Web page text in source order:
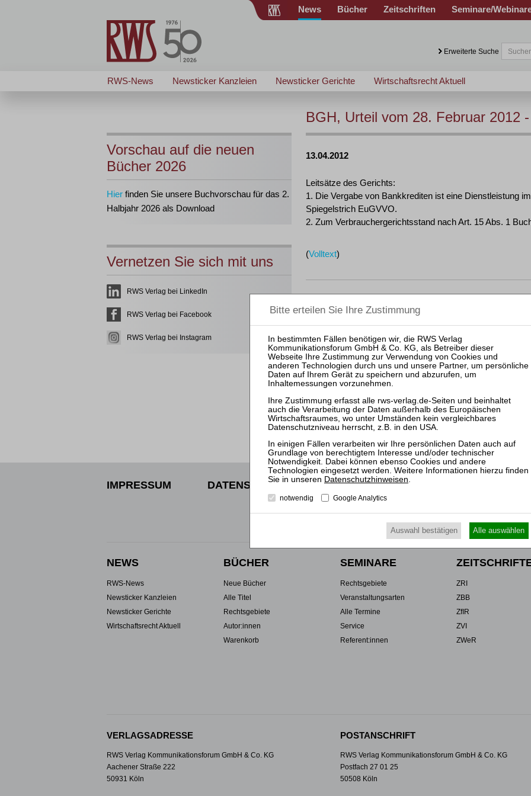
News Bücher Zeitschriften Seminare/
Erweiterte Suche
RWS-News Newsticker Kanzleien Newsticker Gerichte Wirtschaftsrecht Aktuell
Vorschau auf die neuen
Bücher 2026
Hier finden Sie unsere Buchvorschau für das 2.
Halbjahr 2026 als Download
Vernetzen Sie sich mit uns
RWS Verlag bei LinkedIn
RWS Verlag bei Facebook
RWS Verlag bei Instagram
BGH, Urteil vom 28. Februar 2012
13.04.2012
Leitsätze des Gerichts:
1. Die Vergabe von Bankkrediten ist eine Dienstleistung
Spiegelstrich EuGVVO.
2. Zum Verbrauchergerichtsstand nach Art. 15 Abs. 1
(Volltext)
zurück
IMPRESSUM DATENSCHUTZ NUTZUNGSBESTIMMUNGEN/AGB
VERTRAG WIDERRUFEN
NEWS
RWS-News
Newsticker Kanzleien
Newsticker Gerichte
Wirtschaftsrecht Aktuell
BÜCHER
Neue Bücher
Alle Titel
Rechtsgebiete
Autor:innen
Warenkorb
SEMINARE
Rechtsgebiete
Veranstaltungsarten
Alle Termine
Service
Referent:innen
ZRI
ZBB
ZfIR
ZVI
ZWeR
VERLAGSADRESSE
RWS Verlag Kommunikationsforum GmbH & Co. KG
Aachener Straße 222
50931 Köln
POSTANSCHRIFT
RWS Verlag Kommunikationsforum GmbH & Co. KG
Postfach 27 01 25
50508 Köln
Datenschutzhinweisen.
notwendig Google Analytics
Auswahl bestätigen Alle auswählen